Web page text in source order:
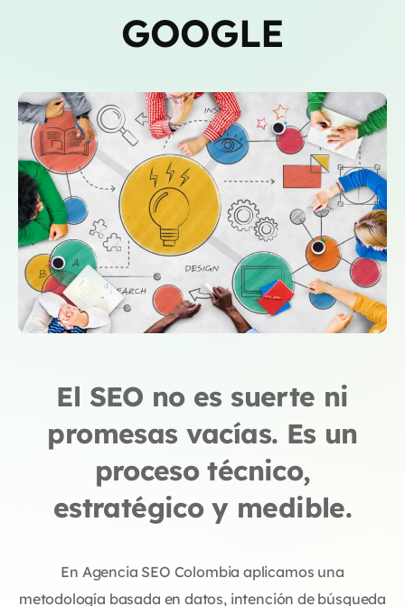
GOOGLE
El SEO no es suerte ni
promesas vacías. Es un
proceso técnico,
estratégico y medible.
En Agencia SEO Colombia aplicamos una
metodología basada en datos, intención de búsqueda